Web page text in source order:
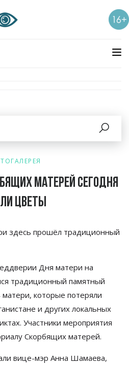
матерей сегодня
цветы
здесь прошёл традиционный
Дня матери на
традиционный памятный
которые потеряли
и других локальных
Участники мероприятия
Скорбящих матерей.
вице-мэр Анна Шамаева,